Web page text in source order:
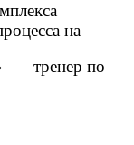
на
— тренер по